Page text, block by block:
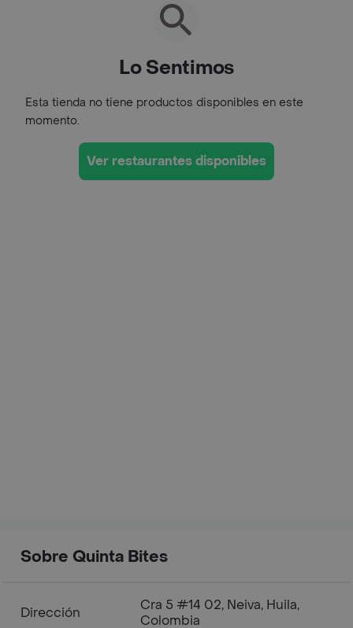
Lo Sentimos
Esta tienda no tiene productos disponibles en este
momento.
Ver restaurantes disponibles
Sobre Quinta Bites
Dirección
Cra 5 #14 02, Neiva, Huila,
Colombia